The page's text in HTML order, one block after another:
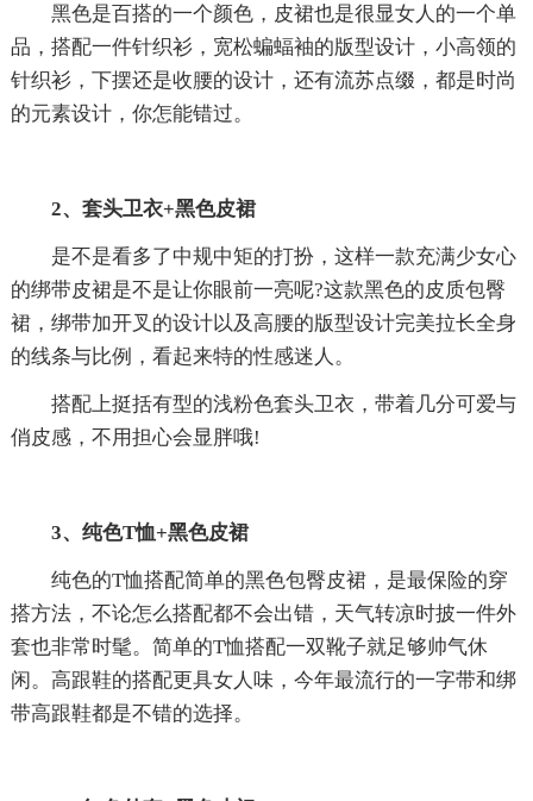
黑色是百搭的一个颜色，皮裙也是很显女人的一个单
品，搭配一件针织衫，宽松蝙蝠袖的版型设计，小高领的
针织衫，下摆还是收腰的设计，还有流苏点缀，都是时尚
的元素设计，你怎能错过。
2、套头卫衣+黑色皮裙
是不是看多了中规中矩的打扮，这样一款充满少女心
的绑带皮裙是不是让你眼前一亮呢?这款黑色的皮质包臀
裙，绑带加开叉的设计以及高腰的版型设计完美拉长全身
的线条与比例，看起来特的性感迷人。
搭配上挺括有型的浅粉色套头卫衣，带着几分可爱与
俏皮感，不用担心会显胖哦!
3、纯色T恤+黑色皮裙
纯色的T恤搭配简单的黑色包臀皮裙，是最保险的穿
搭方法，不论怎么搭配都不会出错，天气转凉时披一件外
套也非常时髦。简单的T恤搭配一双靴子就足够帅气休
闲。高跟鞋的搭配更具女人味，今年最流行的一字带和绑
带高跟鞋都是不错的选择。